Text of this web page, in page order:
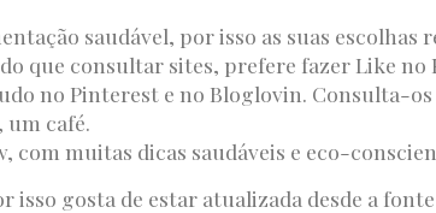
saudável, por isso as suas escolhas
que consultar sites, prefere fazer Like no
no Pinterest e no Bloglovin. Consulta-os
um café.
com muitas dicas saudáveis e eco-
isso gosta de estar atualizada desde a fonte